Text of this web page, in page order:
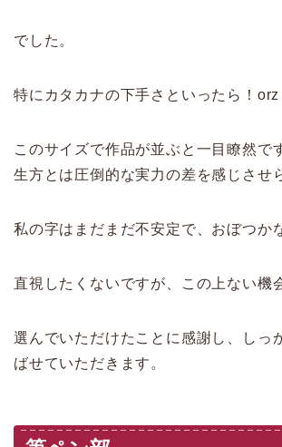
でした。
特にカタカナの下手さといったら！orz
このサイズで作品が並ぶと一目瞭然で
生方とは圧倒的な実力の差を感じさせ
私の字はまだまだ不安定で、おぼつか
直視したくないですが、この上ない機
選んでいただけたことに感謝し、しっ
ばせていただきます。